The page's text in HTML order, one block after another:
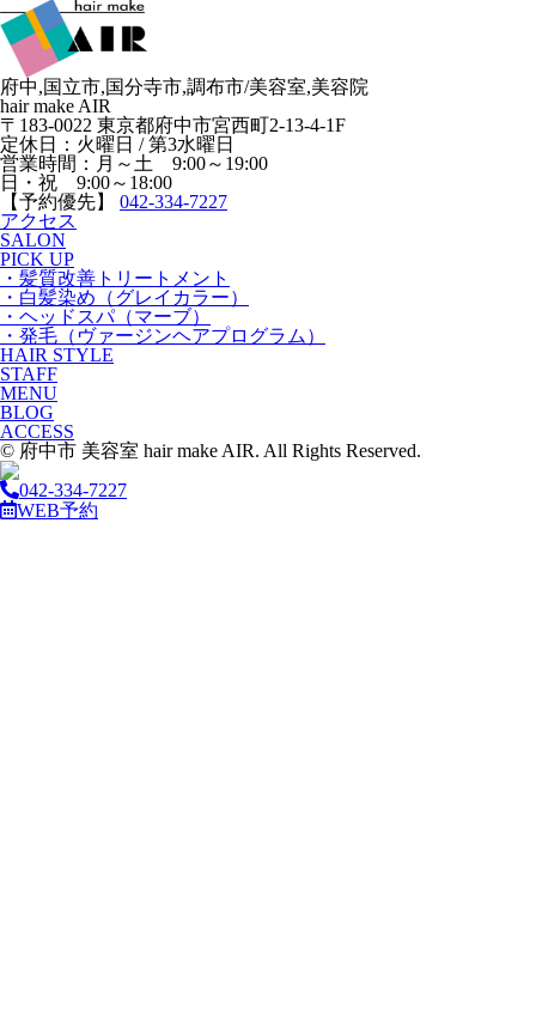
府中,国立市,国分寺市,調布市/美容室,美容院
hair make AIR
〒183-0022 東京都府中市宮西町2-13-4-1F
定休日：火曜日 / 第3水曜日
営業時間：月～土 9:00～19:00
日・祝 9:00～18:00
【予約優先】 042-334-7227
アクセス
SALON
PICK UP
・髪質改善トリートメント
・白髪染め（グレイカラー）
・ヘッドスパ（マーブ）
・発毛（ヴァージンヘアプログラム）
HAIR STYLE
STAFF
MENU
BLOG
ACCESS
© 府中市 美容室 hair make AIR. All Rights Reserved.
042-334-7227
WEB予約